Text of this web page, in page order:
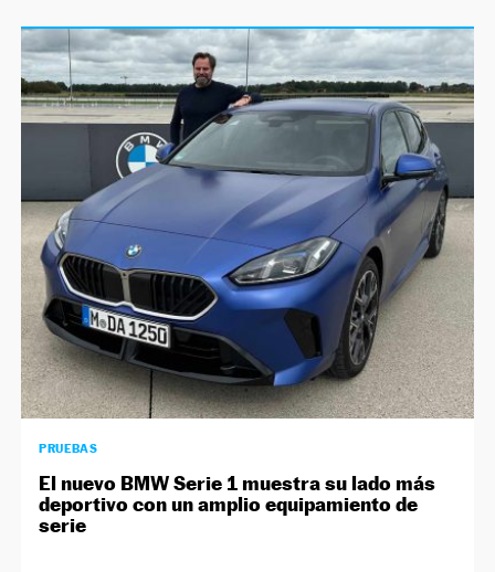
PRUEBAS
El nuevo BMW Serie 1 muestra su lado más
deportivo con un amplio equipamiento de
serie